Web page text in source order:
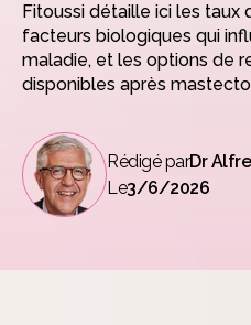
Fitoussi détaille ici les taux
facteurs biologiques qui
maladie, et les options de
disponibles après
Rédigé parDr
Le3/6/2026